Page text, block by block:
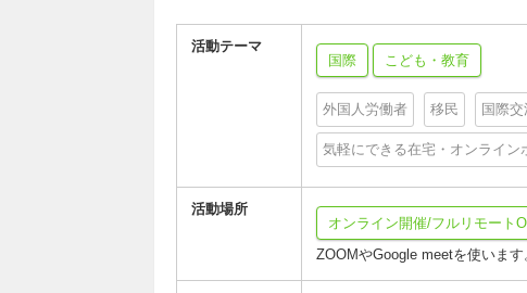
活動テーマ
国際
こども・教育
外国人労働者 移民 国際交
気軽にできる在宅・オンライン
活動場所
オンライン開催/フルリモート
ZOOMやGoogle meetを使います